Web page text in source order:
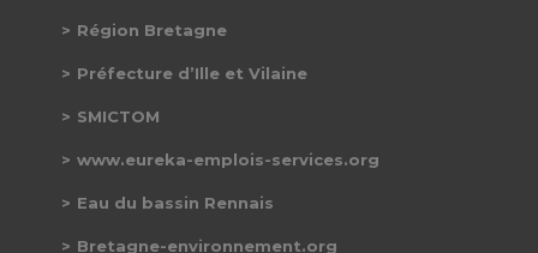
Région Bretagne
Préfecture d’Ille et Vilaine
SMICTOM
www.eureka-emplois-services.org
Eau du bassin Rennais
Bretagne-environnement.org